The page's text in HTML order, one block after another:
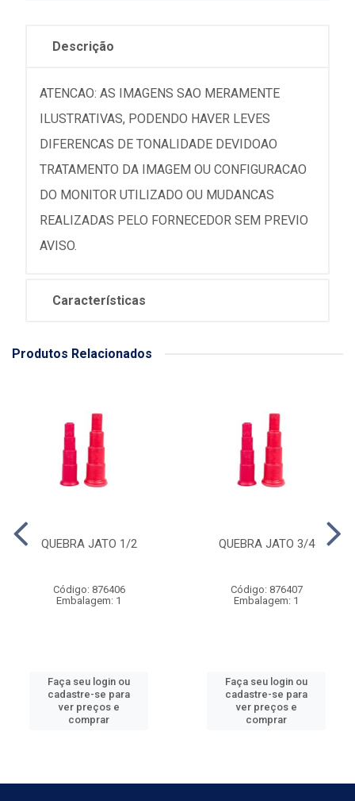
Descrição
ATENCAO: AS IMAGENS SAO MERAMENTE
ILUSTRATIVAS, PODENDO HAVER LEVES
DIFERENCAS DE TONALIDADE DEVIDOAO
TRATAMENTO DA IMAGEM OU CONFIGURACAO
DO MONITOR UTILIZADO OU MUDANCAS
REALIZADAS PELO FORNECEDOR SEM PREVIO
AVISO.
Características
Produtos Relacionados
QUEBRA JATO 1/2
Código: 876406
Embalagem: 1
Faça seu login ou
cadastre-se para
ver preços e
comprar
QUEBRA JATO 3/4
Código: 876407
Embalagem: 1
Faça seu login ou
cadastre-se para
ver preços e
comprar